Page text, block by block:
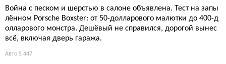
Война с песком и шерстью в салоне объявлена. Тест на запы
лённом Porsche Boxster: от 50-долларового малютки до 400-д
олларового монстра. Дешёвый не справился, дорогой вынес
всё, включая дверь гаража.
Авто 5 447